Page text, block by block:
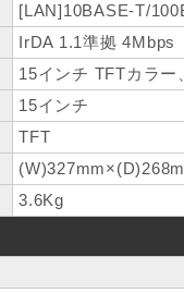
[LAN]10BASE-T/
IrDA 1.1準拠 4Mbps
15インチ TFTカラ
15インチ
TFT
3.6Kg